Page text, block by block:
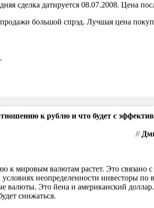
сделка датируется 08.07.2008. Цена
большой спрэд. Лучшая цена
к рублю и что будет с
//
к мировым валютам растет. Это связано с
неопределенности инвесторы по
валюты. Это йена и американский
снижаться.